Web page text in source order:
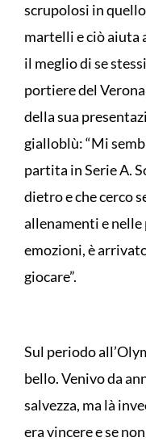
scrupolosi in
martelli e ciò aiuta
il meglio di se
portiere del
della sua
gialloblù: “Mi
partita in Serie A.
dietro e che cerco
allenamenti e nelle
emozioni, è
giocare”.
Sul periodo
bello. Venivo da
salvezza, ma là
era vincere e se